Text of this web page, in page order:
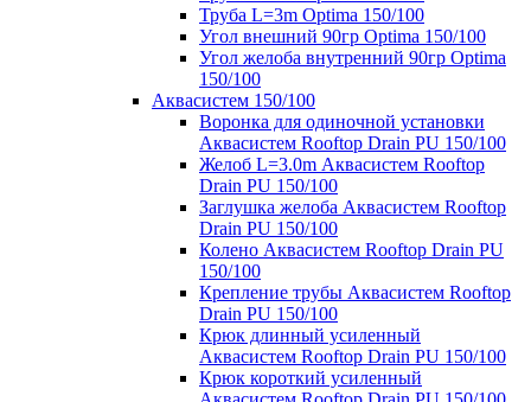
Труба L=3m Optima 150/100
Угол внешний 90гр Optima 150/100
Угол желоба внутренний 90гр Optima
150/100
Аквасистем 150/100
Воронка для одиночной установки
Аквасистем Rooftop Drain PU 150/100
Желоб L=3.0m Аквасистем Rooftop
Drain PU 150/100
Заглушка желоба Аквасистем Rooftop
Drain PU 150/100
Колено Аквасистем Rooftop Drain PU
150/100
Крепление трубы Аквасистем Rooftop
Drain PU 150/100
Крюк длинный усиленный
Аквасистем Rooftop Drain PU 150/100
Крюк короткий усиленный